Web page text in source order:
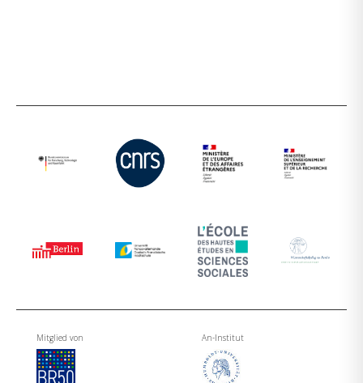
Mitglied von An-Institut